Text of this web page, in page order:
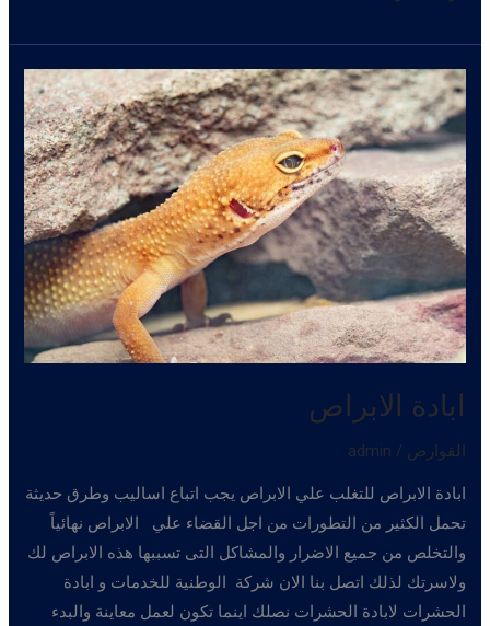
ابادة الابراص
القوارض /
admin
ابادة الابراص للتغلب علي الابراص يجب اتباع اساليب وطرق حديثة
تحمل الكثير من التطورات من اجل القضاء علي الابراص نهائياً
والتخلص من جميع الاضرار والمشاكل التى تسببها هذه الابراص لك
ولاسرتك لذلك اتصل بنا الان شركة الوطنية للخدمات و ابادة
الحشرات لابادة الحشرات نصلك اينما تكون لعمل معاينة والبدء